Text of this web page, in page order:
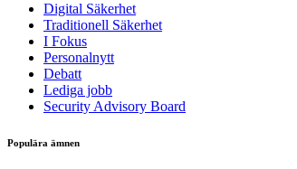
Digital Säkerhet
Traditionell Säkerhet
I Fokus
Personalnytt
Debatt
Lediga jobb
Security Advisory Board
Populära ämnen